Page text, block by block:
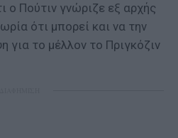
ο Πούτιν γνώριζε εξ αρχής
ότι μπορεί και να την
για το μέλλον το Πριγκόζιν